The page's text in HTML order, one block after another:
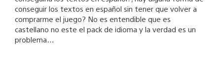
conseguir los textos en español sin tener que volver a
comprarme el juego? No es entendible que es
castellano no este el pack de idioma y la verdad es un
problema…